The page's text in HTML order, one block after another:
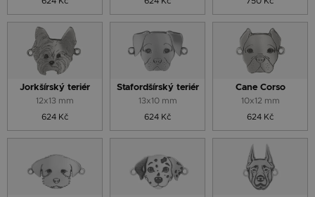
Jorkšírský teriér
12x13 mm
624 Kč
Stafordšírský teriér
13x10 mm
624 Kč
Cane Corso
10x12 mm
624 Kč